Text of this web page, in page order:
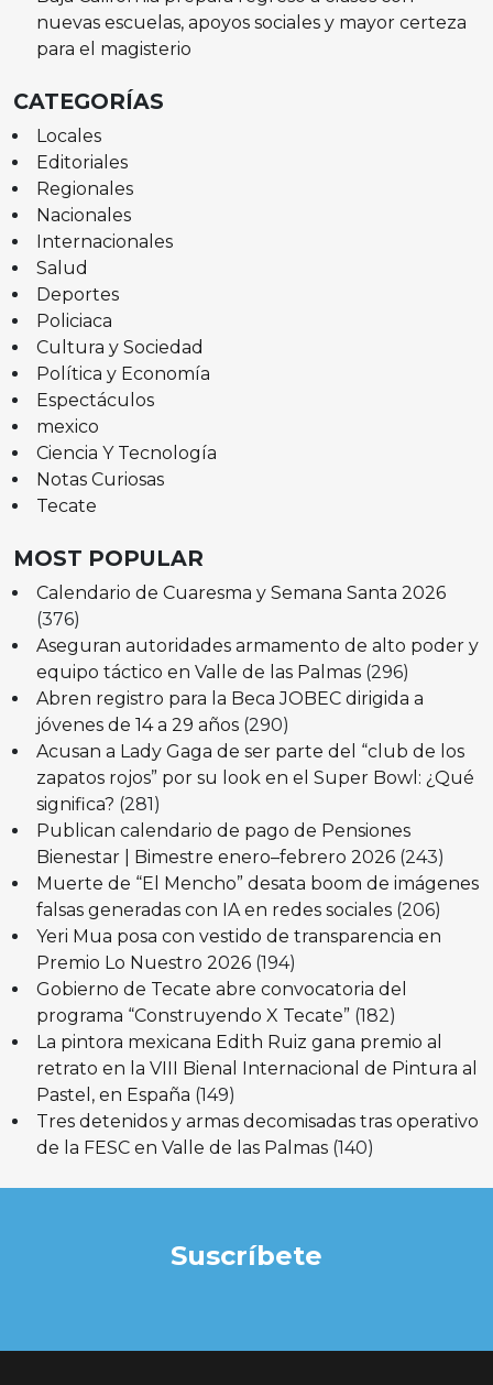
nuevas escuelas, apoyos sociales y mayor certeza
para el magisterio
CATEGORÍAS
Locales
Editoriales
Regionales
Nacionales
Internacionales
Salud
Deportes
Policiaca
Cultura y Sociedad
Política y Economía
Espectáculos
mexico
Ciencia Y Tecnología
Notas Curiosas
Tecate
MOST POPULAR
Calendario de Cuaresma y Semana Santa 2026
(376)
Aseguran autoridades armamento de alto poder y
equipo táctico en Valle de las Palmas (296)
Abren registro para la Beca JOBEC dirigida a
jóvenes de 14 a 29 años (290)
Acusan a Lady Gaga de ser parte del “club de los
zapatos rojos” por su look en el Super Bowl: ¿Qué
significa? (281)
Publican calendario de pago de Pensiones
Bienestar | Bimestre enero–febrero 2026 (243)
Muerte de “El Mencho” desata boom de imágenes
falsas generadas con IA en redes sociales (206)
Yeri Mua posa con vestido de transparencia en
Premio Lo Nuestro 2026 (194)
Gobierno de Tecate abre convocatoria del
programa “Construyendo X Tecate” (182)
La pintora mexicana Edith Ruiz gana premio al
retrato en la VIII Bienal Internacional de Pintura al
Pastel, en España (149)
Tres detenidos y armas decomisadas tras operativo
de la FESC en Valle de las Palmas (140)
Suscríbete